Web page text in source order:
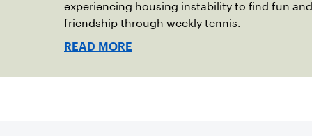
experiencing housing instability to find fun and
friendship through weekly tennis.
READ MORE